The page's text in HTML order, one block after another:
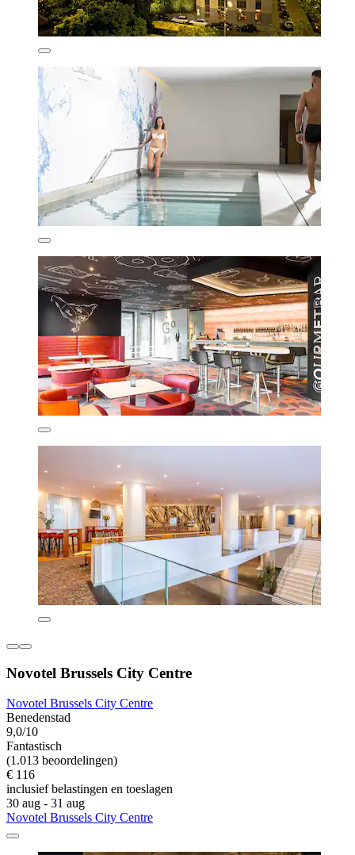
Novotel Brussels City Centre
Novotel Brussels City Centre
Benedenstad
9,0/10
Fantastisch
(1.013 beoordelingen)
€ 116
inclusief belastingen en toeslagen
30 aug - 31 aug
Novotel Brussels City Centre